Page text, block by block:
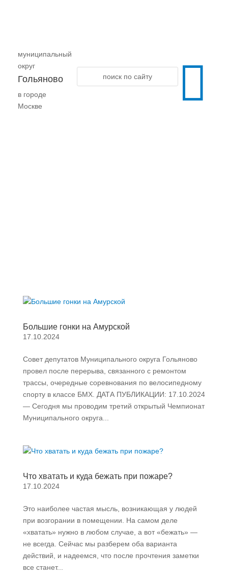
муниципальный
округ
Гольяново
в городе
Москве

Большие гонки на Амурской
17.10.2024
Совет депутатов Муниципального округа Гольяново
провел после перерыва, связанного с ремонтом
трассы, очередные соревнования по велосипедному
спорту в классе БМХ. ДАТА ПУБЛИКАЦИИ: 17.10.2024
— Сегодня мы проводим третий открытый Чемпионат
Муниципального округа...
Что хватать и куда бежать при пожаре?
17.10.2024
Это наиболее частая мысль, возникающая у людей
при возгорании в помещении. На самом деле
«хватать» нужно в любом случае, а вот «бежать» —
не всегда. Сейчас мы разберем оба варианта
действий, и надеемся, что после прочтения заметки
все станет...